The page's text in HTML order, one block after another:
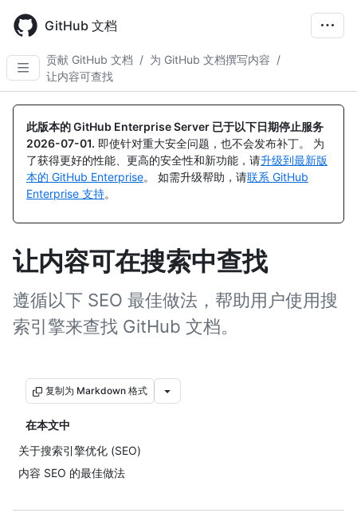
main
content
GitHub 文档
贡献 GitHub 文档 / 为 GitHub 文档撰写内容 /
让内容可查找
此版本的 GitHub Enterprise Server 已于以下日期停止服务
2026-07-01. 即使针对重大安全问题，也不会发布补丁。 为
了获得更好的性能、更高的安全性和新功能，请升级到最新版
本的 GitHub Enterprise。 如需升级帮助，请联系 GitHub
Enterprise 支持。
让内容可在搜索中查找
遵循以下 SEO 最佳做法，帮助用户使用搜
索引擎来查找 GitHub 文档。
复制为 Markdown 格式
在本文中
关于搜索引擎优化 (SEO)
内容 SEO 的最佳做法